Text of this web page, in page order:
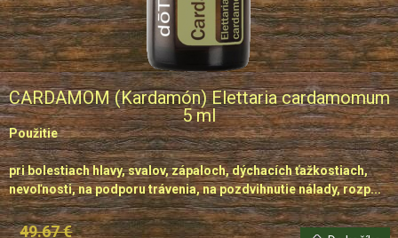
CARDAMOM (Kardamón) Elettaria cardamomum
5 ml
Použitie
pri bolestiach hlavy, svalov, zápaloch, dýchacích ťažkostiach,
nevoľnosti, na podporu trávenia, na pozdvihnutie nálady, rozp...
49.67 €